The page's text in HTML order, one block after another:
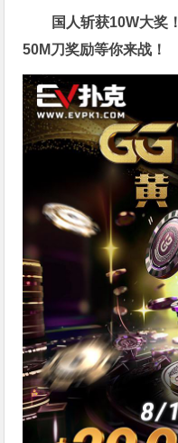
国人斩获10W大奖
50M刀奖励等你来战！